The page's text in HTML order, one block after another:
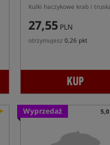
Strawberry
27,55 PLN
otrzymujesz 0,26 pkt
KUP
Wyprzedaż 5,0